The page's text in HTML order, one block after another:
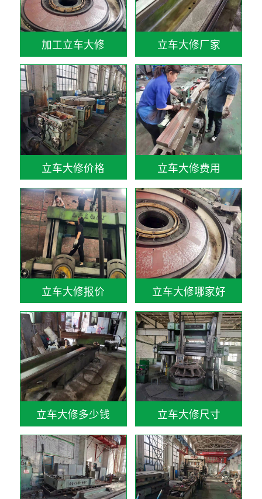
加工立车大修 立车大修厂家
立车大修价格 立车大修费用
立车大修报价 立车大修哪家好
立车大修多少钱 立车大修尺寸